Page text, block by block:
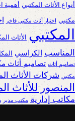
أنواع الأثاث المكتبي أهمية
مكتبي اختيار أثاث مكتبي فاخر
المكتبي الأثاث
المناسب الكراسي
تصاميم أثاث تصاميم أثاث
مكتبي شركات الأثاث
المنصور للأثاث
مكاتب إدارية مكتب مدير